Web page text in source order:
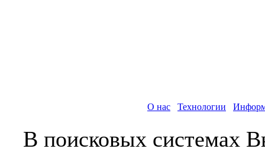
О нас Технологии
В поисковых системах